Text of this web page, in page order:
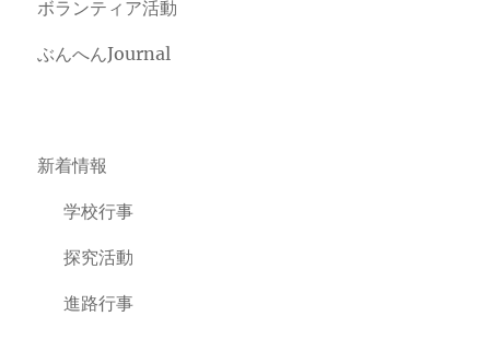
ボランティア活動
ぶんへんJournal
新着情報
学校行事
探究活動
進路行事